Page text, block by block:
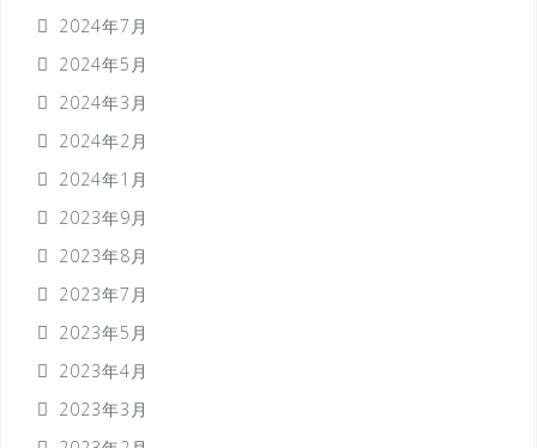
2024年7月
2024年5月
2024年3月
2024年2月
2024年1月
2023年9月
2023年8月
2023年7月
2023年5月
2023年4月
2023年3月